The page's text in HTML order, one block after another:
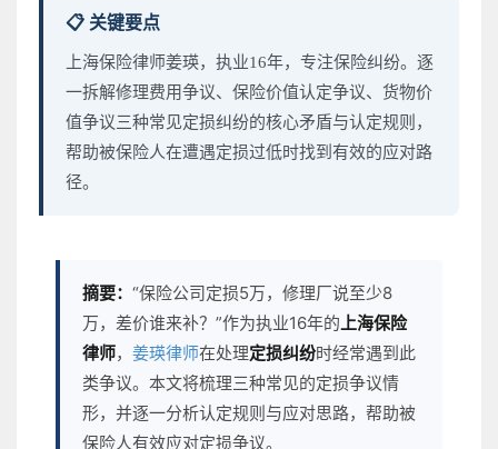
📋 关键要点
上海保险律师姜瑛，执业16年，专注保险纠纷。逐
一拆解修理费用争议、保险价值认定争议、货物价
值争议三种常见定损纠纷的核心矛盾与认定规则，
帮助被保险人在遭遇定损过低时找到有效的应对路
径。
摘要： “保险公司定损5万，修理厂说至少8
万，差价谁来补？”作为执业16年的上海保险
律师， 姜瑛律师在处理定损纠纷时经常遇到此
类争议。本文将梳理三种常见的定损争议情
形，并逐一分析认定规则与应对思路，帮助被
保险人有效应对定损争议。